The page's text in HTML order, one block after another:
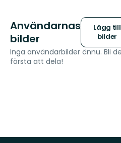
Användarnas
bilder
Lägg till
bilder
Inga användarbilder ännu. Bli
första att dela!